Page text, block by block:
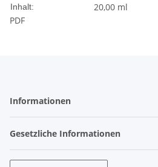
Inhalt:
20,00 ml
PDF
Informationen
Gesetzliche Informationen